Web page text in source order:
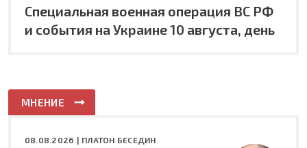
Специальная военная операция ВС РФ
и события на Украине 10 августа, день
МНЕНИЕ
08.08.2026 | ПЛАТОН БЕСЕДИН